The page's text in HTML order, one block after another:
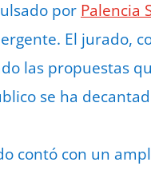
por Palencia
El jurado,
las propuestas
se ha
contó con un